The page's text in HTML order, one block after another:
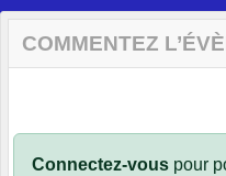
COMMENTEZ
Connectez-vous pour